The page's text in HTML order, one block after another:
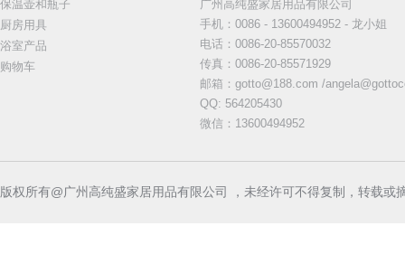
保温壶和瓶子
厨房用具
浴室产品
购物车
广州高纯盛家居用品有限公司
手机： 0086 - 13600494952 - 龙小姐
电话 ： 0086-20-85570032
传真 ： 0086-20-85571929
邮箱 ： gotto@188.com /
QQ: 564205430
微信：13600494952
版权所有@广州高纯盛家居用品有限公司 ，未经许可不得复制，转载